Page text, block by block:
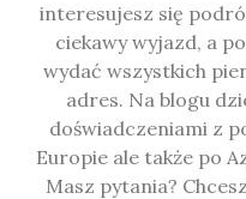
interesujesz się
ciekawy wyjazd, a
wydać wszystkich
adres. Na blogu
doświadczeniami z
Europie ale także po
Masz pytania?